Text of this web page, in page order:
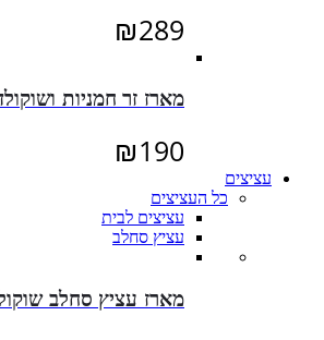
₪289
מארז זר חמניות
₪190
עציצים
כל העציצים
עציצים לבית
עציץ סחלב
מארז עציץ סחלב